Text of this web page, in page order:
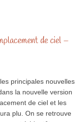
de ciel –
principales nouvelles
la nouvelle version
de ciel et les
plu. On se retrouve